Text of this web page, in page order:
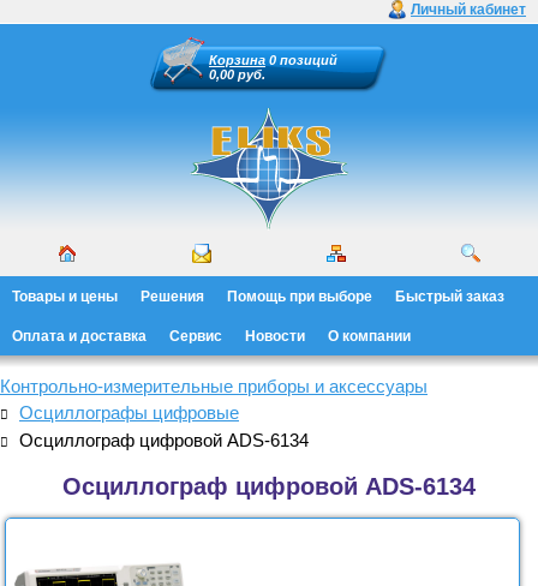
Личный кабинет
Корзина 0 позиций
0,00 руб.
Товары и цены Решения Помощь при выборе Быстрый заказ
Оплата и доставка Сервис Новости О компании
Контрольно-измерительные приборы и аксессуары
Осциллографы цифровые
Осциллограф цифровой ADS-6134
Осциллограф цифровой ADS-6134